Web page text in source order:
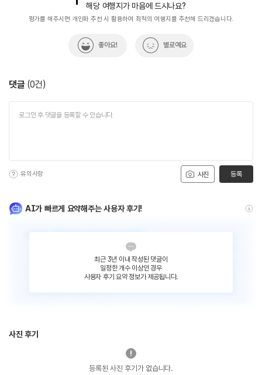
해당 여행지가 마음에 드시나요?
평가를 해주시면 개인화 추천 시 활용하여 최적의 여행지를 추천해 드리겠습니다.
좋아요! 별로예요
댓글 (0건)
사진
유의사항 등록
AI가 빠르게 요약해주는 사용자 후기!
최근 3년 이내 작성된 댓글이
일정한 개수 이상인 경우
사용자 후기 요약 정보가 제공됩니다.
사진 후기
등록된 사진 후기가 없습니다.